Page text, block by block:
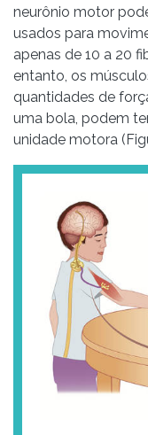
neurônio motor
usados para
apenas de 10 a 20
entanto, os
quantidades de
uma bola, podem
unidade motora